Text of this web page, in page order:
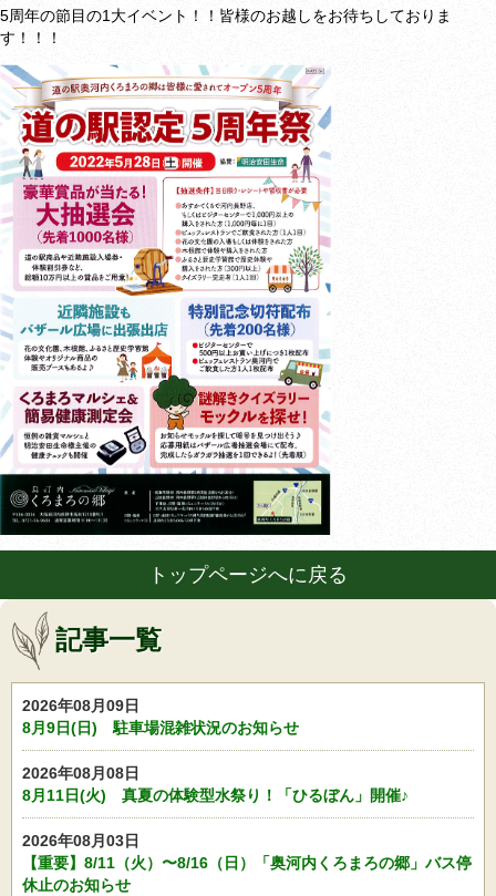
5周年の節目の1大イベント！！皆様のお越しをお待ちしておりま
す！！！
トップページへに戻る
記事一覧
2026年08月09日
8月9日(日) 駐車場混雑状況のお知らせ
2026年08月08日
8月11日(火) 真夏の体験型水祭り！「ひるぼん」開催♪
2026年08月03日
【重要】8/11（火）〜8/16（日）「奥河内くろまろの郷」バス停
休止のお知らせ